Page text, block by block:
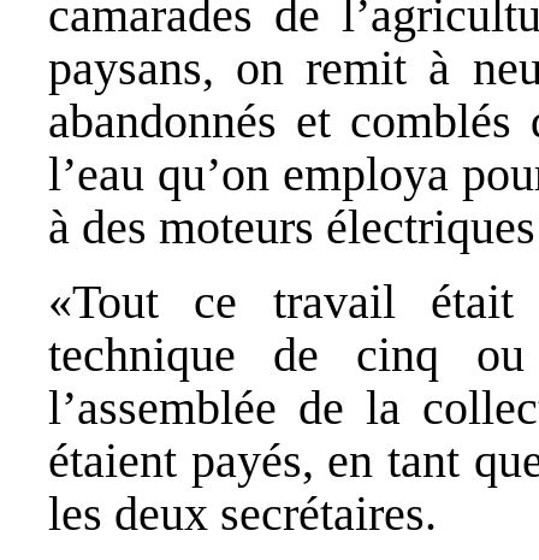
camarades de
paysans, on remit à
abandonnés et
l’eau qu’on employa
à des moteurs
«Tout ce travail était
technique de cinq
l’assemblée de la
étaient payés, en tant
les deux secrétaires.